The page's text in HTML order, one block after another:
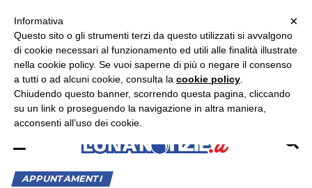
ASCOLTA RADIO LUNA
APPUNTAMENTI
×
×
Informativa
Questo sito o gli strumenti terzi da questo utilizzati si avvalgono
di cookie necessari al funzionamento ed utili alle finalità illustrate
nella cookie policy. Se vuoi saperne di più o negare il consenso
a tutti o ad alcuni cookie, consulta la cookie policy
Chiudendo questo banner, scorrendo questa pagina, cliccando
su un link o proseguendo la navigazione in altra maniera,
acconsenti all’uso dei cookie.